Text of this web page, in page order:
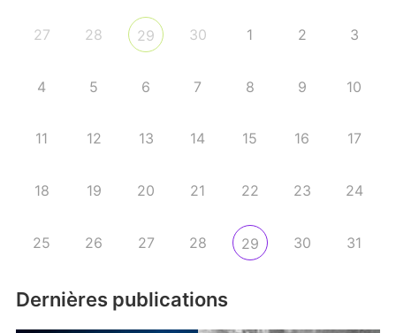
27 28 29 30 1 2 3
4 5 6 7 8 9 10
11 12 13 14 15 16 17
18 19 20 21 22 23 24
25 26 27 28 29 30 31
Dernières publications